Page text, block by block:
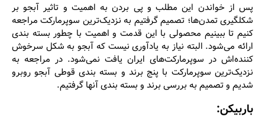
پس از خواندن این مطلب و پی بردن به اهمیت و تاثیر آبجو بر
شکلگیری تمدن‌ها؛ تصمیم گرفتیم به نزدیک‌ترین سوپرمارکت مراجعه
کنیم تا ببینیم محصولی با این قدمت و اهمیت با چطور بسته بندی
ارائه می‌شود. البته نیاز به یادآوری نیست که آبجو به شکل سرخوش
کننده‌اش در سوپرمارکت‌های ایران یافت نمی‌شود. در مراجعه به
نزدیک‌ترین سوپرمارکت با پنج برند و بسته بندی قوطی آبجو روبرو
شدیم و تصمیم به بررسی برند و بسته بندی آنها گرفتیم.
باربیکن: